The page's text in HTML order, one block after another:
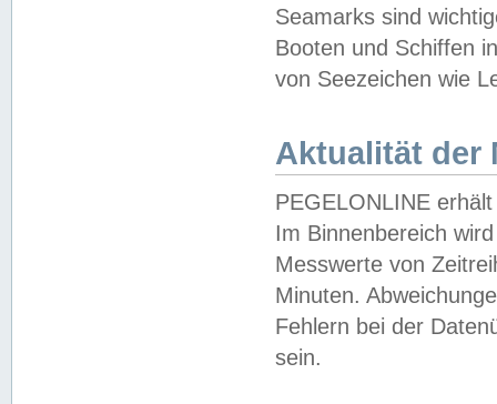
Seamarks sind
Booten und Schiffen
von Seezeichen wie
Aktualität der
PEGELONLINE
Im Binnenbereich
Messwerte von
Minuten.
Fehlern bei der
sein.